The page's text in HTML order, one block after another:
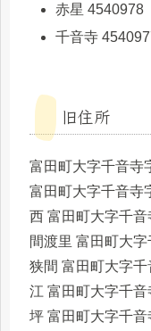
赤星 4540978
千音寺
旧住所
富田町大字千音寺
富田町大字千音寺
西 富田町大字千
間渡里 富田町大
狭間 富田町大字
江 富田町大字千
坪 富田町大字千